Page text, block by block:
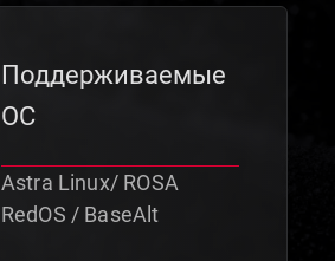
Поддерживаемые
ОС
Astra Linux/ ROSA
RedOS / BaseAlt